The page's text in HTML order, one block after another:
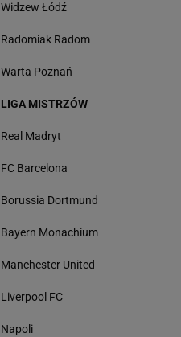
Widzew Łódź
Radomiak Radom
Warta Poznań
LIGA MISTRZÓW
Real Madryt
FC Barcelona
Borussia Dortmund
Bayern Monachium
Manchester United
Liverpool FC
Napoli